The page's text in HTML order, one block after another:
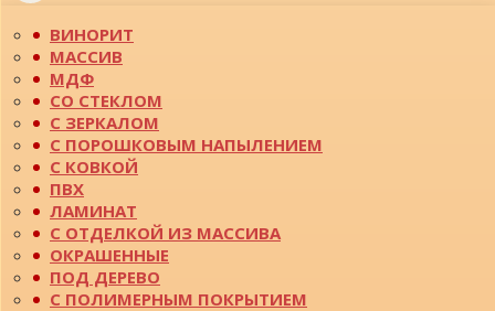
ВИНОРИТ
МАССИВ
МДФ
СО СТЕКЛОМ
С ЗЕРКАЛОМ
С ПОРОШКОВЫМ НАПЫЛЕНИЕМ
С КОВКОЙ
ПВХ
ЛАМИНАТ
С ОТДЕЛКОЙ ИЗ МАССИВА
ОКРАШЕННЫЕ
ПОД ДЕРЕВО
С ПОЛИМЕРНЫМ ПОКРЫТИЕМ